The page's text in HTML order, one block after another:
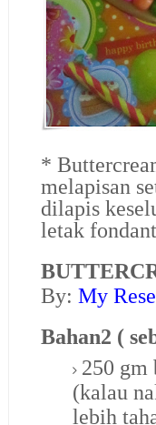
*
melapisan
dilapis
letak
By: My
Bahan2 (
250 gm
(kalau
lebih